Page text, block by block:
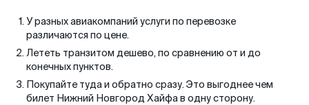
У разных авиакомпаний услуги по перевозке
различаются по цене.
Лететь транзитом дешево, по сравнению от и до
конечных пунктов.
Покупайте туда и обратно сразу. Это выгоднее чем
билет Нижний Новгород Хайфа в одну сторону.